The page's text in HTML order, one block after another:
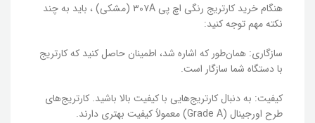
هنگام خرید کارتریج رنگی اچ پی ۳۰۷A (مشکی) ، باید به چند
نکته مهم توجه کنید:
سازگاری: همان‌طور که اشاره شد، اطمینان حاصل کنید که کارتریج
با دستگاه شما سازگار است.
کیفیت: به دنبال کارتریج‌هایی با کیفیت بالا باشید. کارتریج‌های
طرح اورجینال (Grade A) معمولاً کیفیت بهتری دارند.